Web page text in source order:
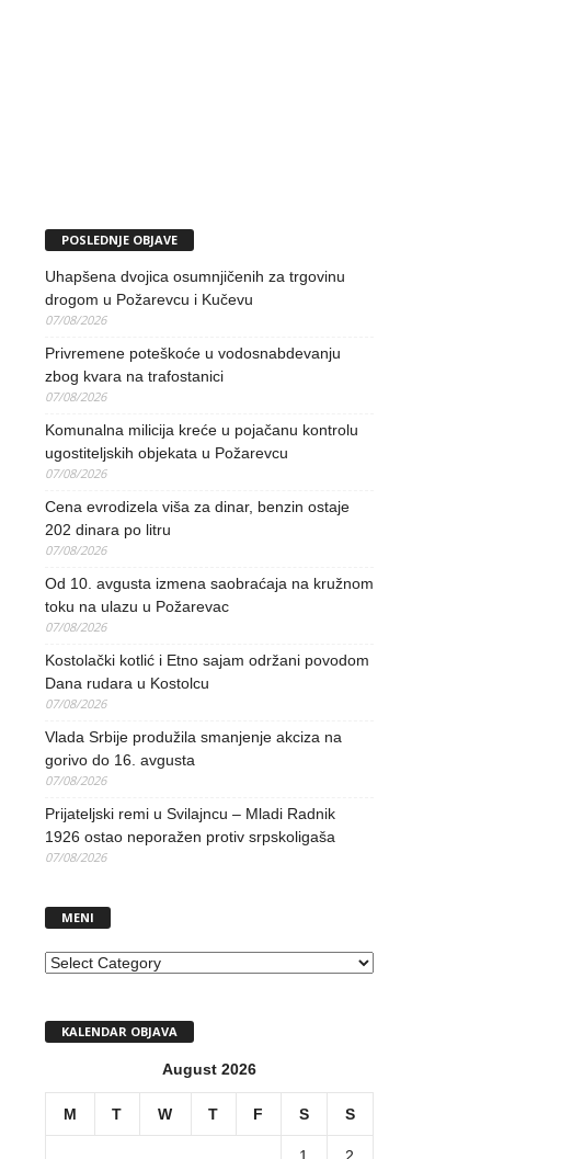
POSLEDNJE OBJAVE
Uhapšena dvojica osumnjičenih za trgovinu
drogom u Požarevcu i Kučevu
07/08/2026
Privremene poteškoće u vodosnabdevanju
zbog kvara na trafostanici
07/08/2026
Komunalna milicija kreće u pojačanu kontrolu
ugostiteljskih objekata u Požarevcu
07/08/2026
Cena evrodizela viša za dinar, benzin ostaje
202 dinara po litru
07/08/2026
Od 10. avgusta izmena saobraćaja na kružnom
toku na ulazu u Požarevac
07/08/2026
Kostolački kotlić i Etno sajam održani povodom
Dana rudara u Kostolcu
07/08/2026
Vlada Srbije produžila smanjenje akciza na
gorivo do 16. avgusta
07/08/2026
Prijateljski remi u Svilajncu – Mladi Radnik
1926 ostao neporažen protiv srpskoligaša
07/08/2026
MENI
MENI
KALENDAR OBJAVA
August 2026
M T W T F S S
1 2